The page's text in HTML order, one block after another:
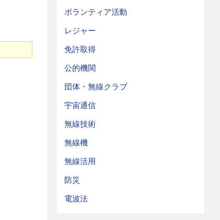
ボランティア活動
レジャー
免許取得
公的機関
団体・無線クラブ
宇宙通信
無線技術
無線機
無線活用
防災
電波法